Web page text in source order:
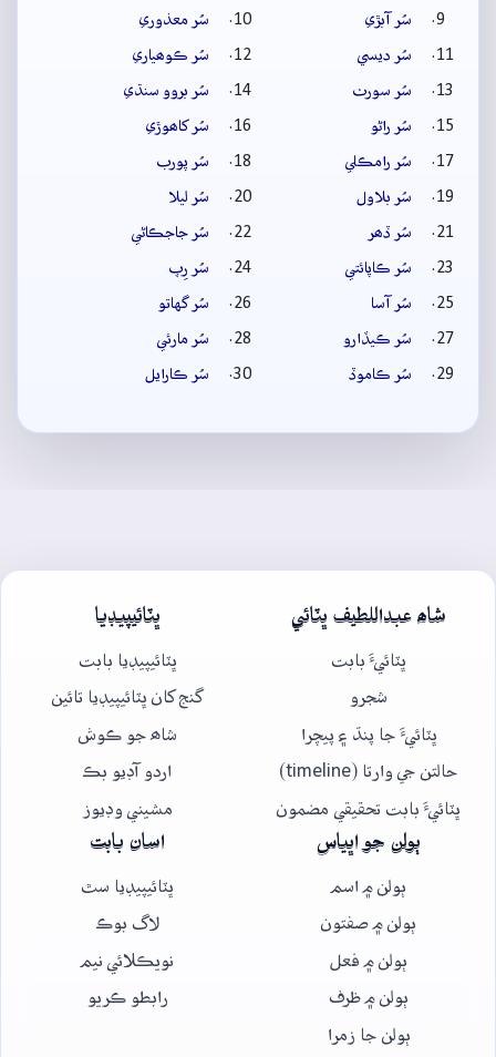
سُر آبڙي
سُر معذوري
سُر ديسي
سُر ڪوھياري
سُر سورٺ
سُر بروو سنڌي
سُر راڻو
سُر کاھوڙي
سُر رامڪلي
سُر پورب
سُر بلاول
سُر ليلا
سُر ڏھر
سُر جاجڪاڻي
سُر ڪاپائتي
سُر رِپ
سُر آسا
سُر گهاتو
سُر ڪيڏارو
سُر مارئي
سُر ڪاموڏ
سُر ڪارايل
شاھ عبداللطيف ڀٽائي
ڀٽائيءَ بابت
شجرو
ڀٽائيءَ جا پنڌ ۽ پيچرا
حالتن جي وارتا (timeline)
ڀٽائيءَ بابت تحقيقي مضمون
ڀٽائيپيڊيا
ڀٽائيپيڊيا بابت
گنج کان ڀٽائيپيڊيا تائين
شاھ جو ڪوش
اردو آڊيو بڪ
مشيني وڊيوز
ٻولن جو اڀياس
ٻولن ۾ اسم
ٻولن ۾ صفتون
ٻولن ۾ فعل
ٻولن ۾ ظرف
ٻولن جا زمرا
اسان بابت
ڀٽائيپيڊيا سٿ
لاگ بوڪ
نويڪلائي نيم
رابطو ڪريو